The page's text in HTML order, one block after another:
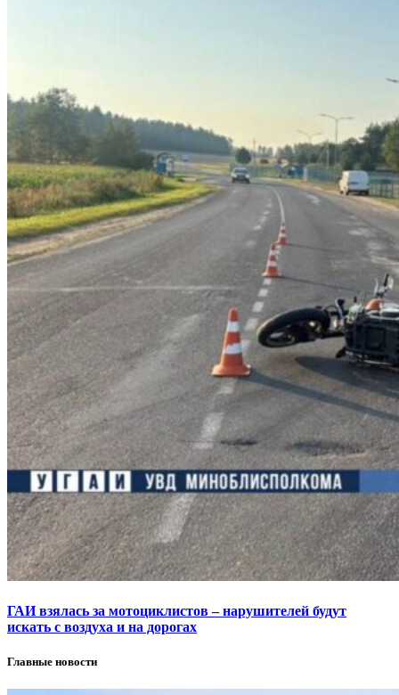
ГАИ взялась за мотоциклистов – нарушителей будут
искать с воздуха и на дорогах
Главные новости